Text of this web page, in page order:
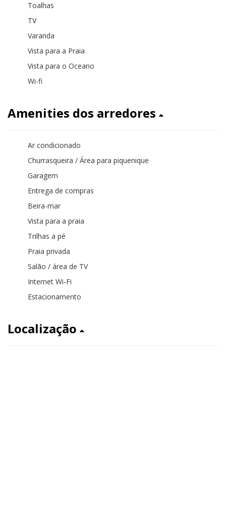
Toalhas
TV
Varanda
Vista para a Praia
Vista para o Oceano
Wi-fi
Amenities dos arredores
Ar condicionado
Churrasqueira / Área para piquenique
Garagem
Entrega de compras
Beira-mar
Vista para a praia
Trilhas a pé
Praia privada
Salão / área de TV
Internet Wi-Fi
Estacionamento
Localização